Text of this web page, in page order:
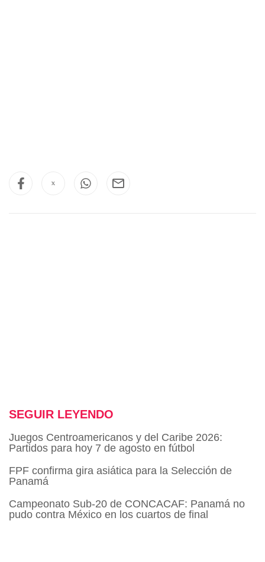
SEGUIR LEYENDO
Juegos Centroamericanos y del Caribe 2026:
Partidos para hoy 7 de agosto en fútbol
FPF confirma gira asiática para la Selección de
Panamá
Campeonato Sub-20 de CONCACAF: Panamá no
pudo contra México en los cuartos de final